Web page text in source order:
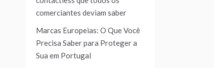
comerciantes deviam saber
Marcas Europeias: O Que Você
Precisa Saber para Proteger a
Sua em Portugal